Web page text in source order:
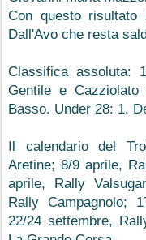
Con questo risultato
Dall'Avo che resta
Classifica assoluta:
Gentile e
Basso. Under 28: 1.
Il calendario del
Aretine; 8/9 aprile,
aprile, Rally
Rally Campagnolo;
22/24 settembre,